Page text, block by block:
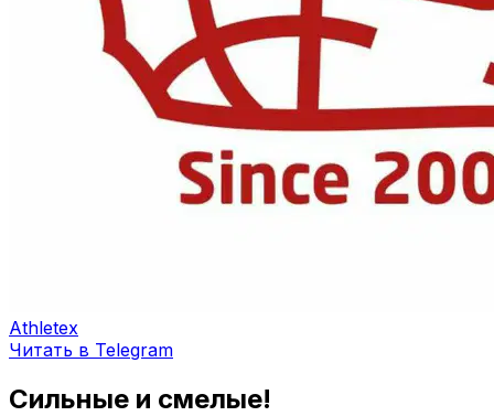
Athletex
Читать в Telegram
Сильные и смелые!